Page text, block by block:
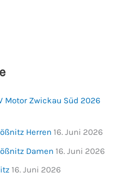
Motor Zwickau Süd 2026
Herren 16. Juni 2026
Damen 16. Juni 2026
16. Juni 2026